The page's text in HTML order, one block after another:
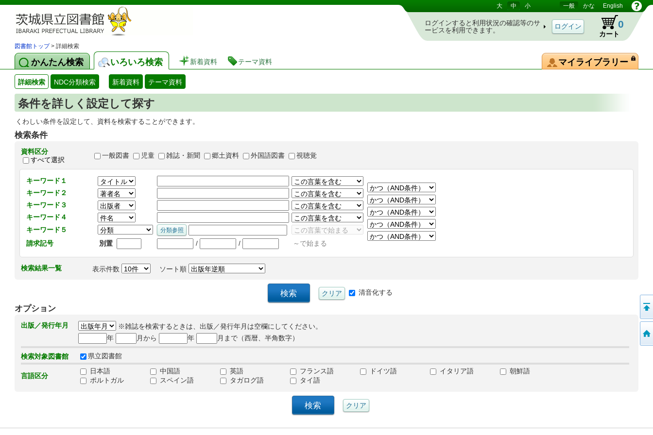
茨城県立図書館 蔵書検索・予約システム 大 中 小 一般 かな English
ログインすると利用状況の確認等のサ
ービスを利用できます。
カート
0
図書館トップ> 詳細検索
かんたん検索 いろいろ検索 新着資料 テーマ資料 マイライブラリー
詳細検索 NDC分類検索 新着資料 テーマ資料
条件を詳しく設定して探す
くわしい条件を設定して、資料を検索することができます。
検索条件
資料区分
すべて選択
一般図書 児童 雑誌・新聞 郷土資料 外国語図書 視聴覚
キーワード１
キーワード２
キーワード３
キーワード４
キーワード５
請求記号
別置 / / ～で始まる
検索結果一覧 表示件数 ソート順
清音化する
オプション
出版／発行年月
※雑誌を検索するときは、出版／発行年月は空欄にしてください。
年
月から 年 月まで（西暦、半角数字）
検索対象図書館 県立図書館
言語区分
日本語 中国語 英語 フランス語 ドイツ語 イタリア語
朝鮮語
ポルトガル
スペイン語 タガログ語 タイ語